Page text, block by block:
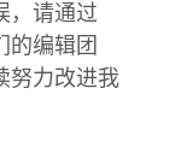
，请通过
的编辑团
努力改进我